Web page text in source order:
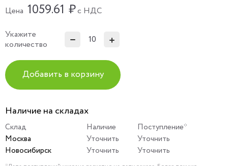
Цена 1059.61 ₽с НДС
Укажите
количество
Добавить в корзину
Наличие на складах
Склад Наличие
Поступление*
Москва
Уточнить
Уточнить
Новосибирск
Уточнить Уточнить